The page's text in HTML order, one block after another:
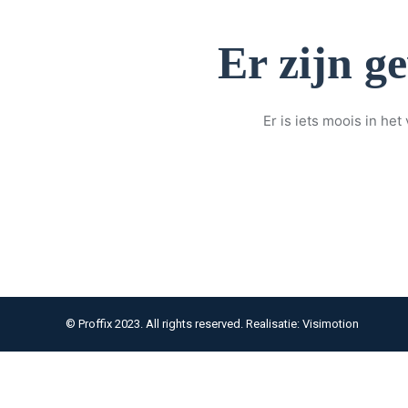
Er zijn
Er is iets moois in
© Proffix 2023. All rights reserved. Realisatie: Visimotion